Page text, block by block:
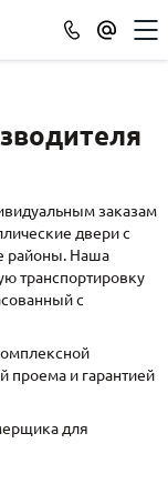
заказам
двери с
районы. Наша
транспортировку
с
проема и гарантией
для